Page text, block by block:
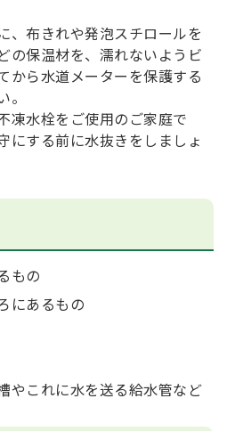
、布きれや発泡スチロールを
の保温材を、濡れないようビ
から水道メーターを保護する
凍水栓をご使用のご家庭で
にする前に水抜きをしましょ
もの
にあるもの
やこれに水を送る給水管など